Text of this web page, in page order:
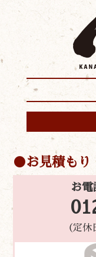
お見積もり
お
（定